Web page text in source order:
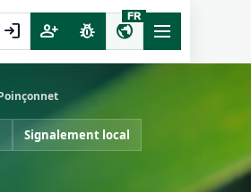
login person_add pest_control public
FR
Signalement local